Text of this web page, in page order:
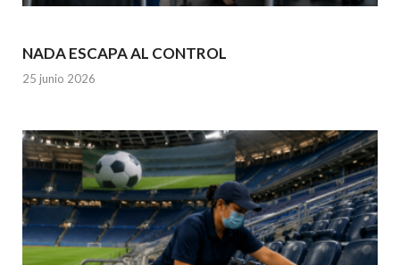
NADA ESCAPA AL CONTROL
25 junio 2026